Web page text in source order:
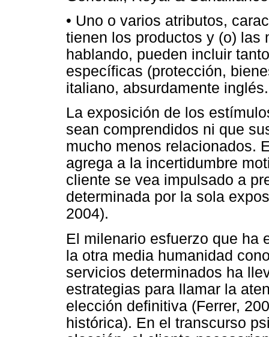
• Uno o varios atributos,
tienen los productos y (o) las
hablando, pueden incluir
específicas (protección,
italiano, absurdamente
La exposición de los
sean comprendidos ni que
mucho menos relacionados.
agrega a la incertidumbre
cliente se vea impulsado a
determinada por la sola
2004).
El milenario esfuerzo que ha
la otra media humanidad
servicios determinados ha
estrategias para llamar la
elección definitiva (Ferrer,
histórica). En el transcurso